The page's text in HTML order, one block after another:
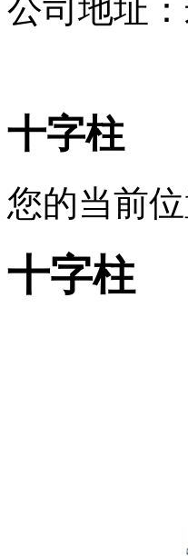
公司地址
十字柱
您的当前位
十字柱